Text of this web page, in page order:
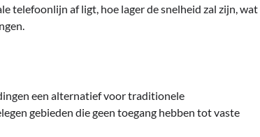
telefoonlijn af ligt, hoe lager de snelheid zal zijn, wat
een alternatief voor traditionele
gebieden die geen toegang hebben tot vaste